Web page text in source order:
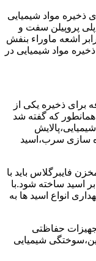
ذخیره مواد شیمیایی
پروپیلن سفت و
اشعه ماوراء بنفش
مواد شیمیایی در
ذخیره یکی از
که گفته شد
سازی سرب،اسید
فایبرگلاس باید با
اسید ساخته شود.با
انواع اسید ها به
حفاظتی
شیمیایی